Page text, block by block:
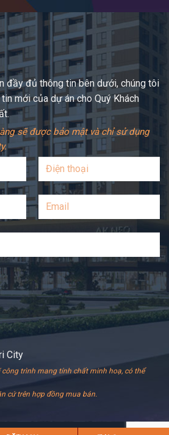
đầy đủ thông tin bên dưới, chúng tôi
mới của dự án cho Quý Khách
sẽ được bảo mật và chỉ sử dụng
City
trình mang tính chất minh hoạ, có thể
cứ trên hợp đồng mua bán.